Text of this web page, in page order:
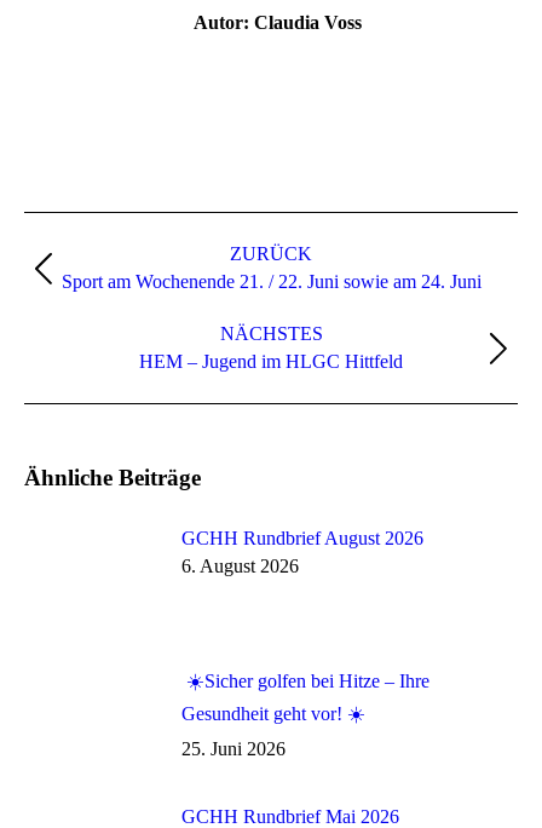
Autor: Claudia Voss
ZURÜCK
Vorheriger
Sport am Wochenende 21. / 22. Juni sowie am 24. Juni
NÄCHSTES
Nächster
HEM – Jugend im HLGC Hittfeld
Ähnliche Beiträge
GCHH Rundbrief August 2026
6. August 2026
☀️Sicher golfen bei Hitze – Ihre
Gesundheit geht vor! ☀️
25. Juni 2026
GCHH Rundbrief Mai 2026